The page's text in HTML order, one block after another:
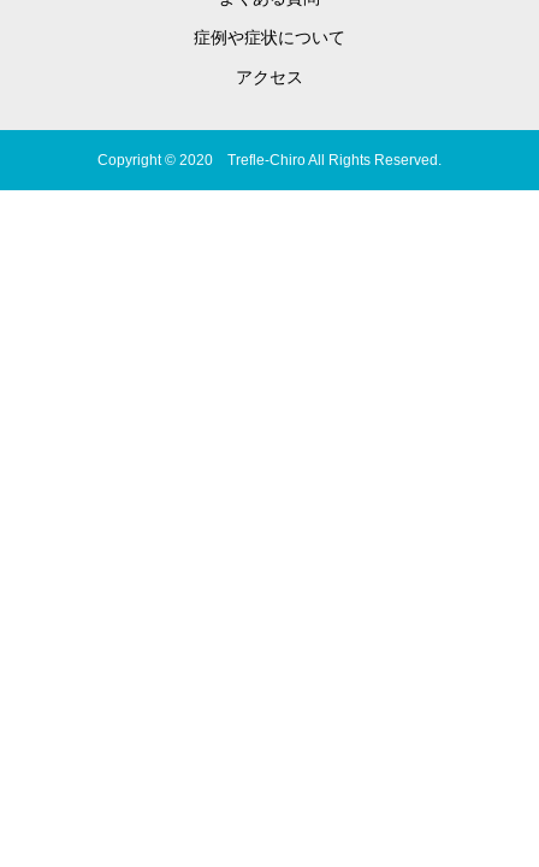
症例や症状について
アクセス
Copyright © 2020 Trefle-Chiro All Rights Reserved.